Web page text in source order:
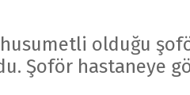
husumetli olduğu
Şoför hastaneye